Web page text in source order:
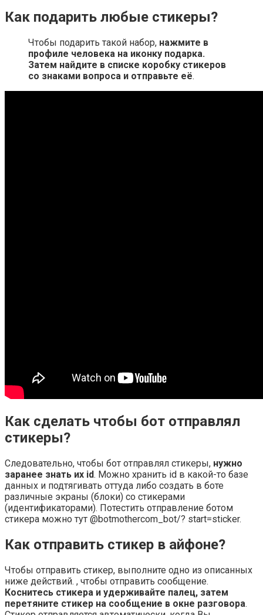
Как подарить любые стикеры?
Чтобы подарить такой набор, нажмите в
профиле человека на иконку подарка.
Затем найдите в списке коробку стикеров
со знаками вопроса и отправьте её.
Как сделать чтобы бот отправлял
стикеры?
Следовательно, чтобы бот отправлял стикеры, нужно
заранее знать их id. Можно хранить id в какой-то базе
данных и подтягивать оттуда либо создать в боте
различные экраны (блоки) со стикерами
(идентификаторами). Потестить отправление ботом
стикера можно тут @botmothercom_bot/? start=sticker.
Как отправить стикер в айфоне?
Чтобы отправить стикер, выполните одно из описанных
ниже действий. , чтобы отправить сообщение.
Коснитесь стикера и удерживайте палец, затем
перетяните стикер на сообщение в окне разговора.